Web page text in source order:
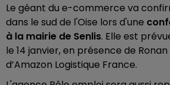
Le géant du e-commerce va
dans le sud de l'Oise lors d'une
à la mairie de Senlis. Elle est
le 14 janvier, en présence de
d’Amazon Logistique France.